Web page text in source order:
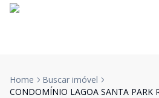
Home
Buscar imóvel
CONDOMÍNIO LAGOA SANTA PARK